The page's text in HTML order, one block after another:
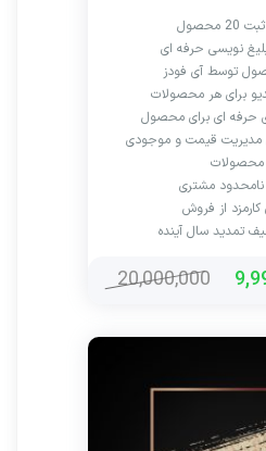
محصول
نویسی حرفه ای
توسط آی فودز
حرفه ای برای محصول
مدیریت قیمت و موجودی
محصولات
نامحدود مشتری
از فروش
20,000,000